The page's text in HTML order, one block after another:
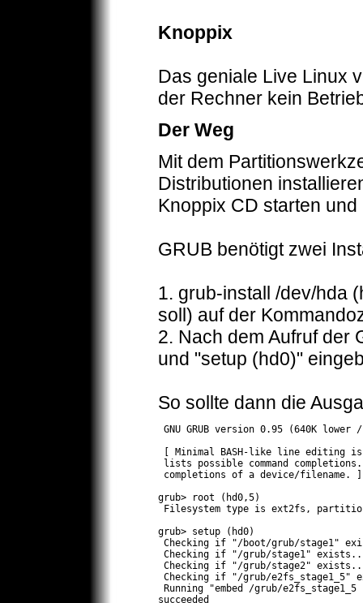
Knoppix
Das geniale Live Linux
der Rechner kein
Der Weg
Mit dem
Distributionen
Knoppix CD starten
GRUB benötigt zwei
1. grub-install /dev/hda
soll) auf der
2. Nach dem Aufruf der
und "setup (hd0)"
So sollte dann die
GNU GRUB version 0.95 (640K lower
[ Minimal BASH-like line editing
lists possible command
completions of a device/filename. ]
grub> root (hd0,5)
Filesystem type is ext2fs,
grub> setup (hd0)
Checking if "/boot/grub/stage1"
Checking if "/grub/stage1"
Checking if "/grub/stage2"
Checking if "/grub/e2fs_stage1_5"
Running "embed /grub/
succeeded